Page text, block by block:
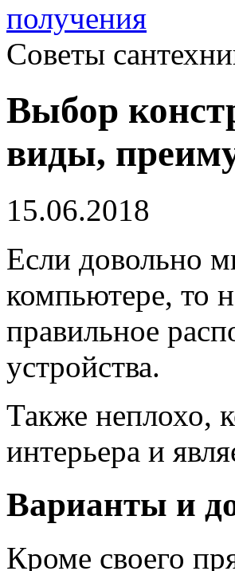
получения
Советы
Выбор
виды,
15.06.2018
Если довольно
компьютере, то
правильное
устройства.
Также неплохо,
интерьера и
Варианты и
Кроме своего